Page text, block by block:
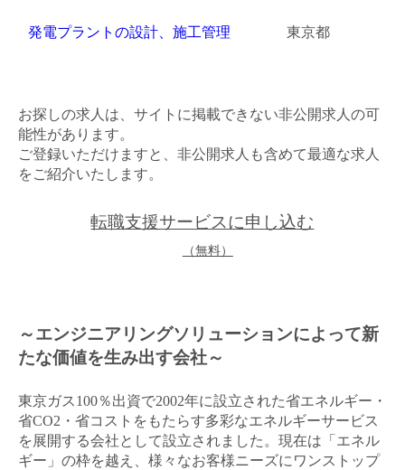
発電プラントの設計、施工管理 東京都
お探しの求人は、サイトに掲載できない非公開求人の可
能性があります。
ご登録いただけますと、非公開求人も含めて最適な求人
をご紹介いたします。
転職支援サービスに申し込む
（無料）
～エンジニアリングソリューションによって新
たな価値を生み出す会社～
東京ガス100％出資で2002年に設立された省エネルギー・
省CO2・省コストをもたらす多彩なエネルギーサービス
を展開する会社として設立されました。現在は「エネル
ギー」の枠を越え、様々なお客様ニーズにワンストップ